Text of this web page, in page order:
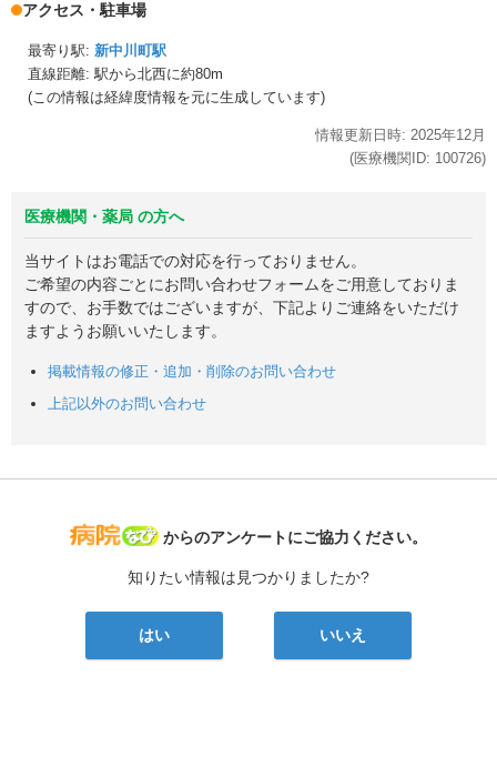
アクセス・駐車場
最寄り駅: 新中川町駅
直線距離: 駅から北西に約80m
(この情報は経緯度情報を元に生成しています)
情報更新日時: 2025年12月
(医療機関ID: 100726)
医療機関・薬局 の方へ
当サイトはお電話での対応を行っておりません。
ご希望の内容ごとにお問い合わせフォームをご用意しておりま
すので、お手数ではございますが、下記よりご連絡をいただけ
ますようお願いいたします。
掲載情報の修正・追加・削除のお問い合わせ
上記以外のお問い合わせ
病院なび
からのアンケートにご協力ください。
知りたい情報は見つかりましたか?
はい いいえ